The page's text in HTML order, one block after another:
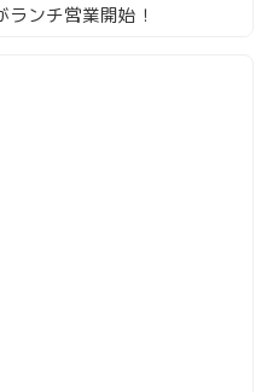
ンチ営業開始！